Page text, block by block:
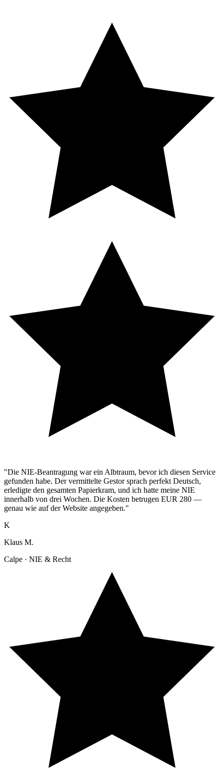
"Die NIE-Beantragung war ein Albtraum, bevor ich diesen Service
gefunden habe. Der vermittelte Gestor sprach perfekt Deutsch,
erledigte den gesamten Papierkram, und ich hatte meine NIE
innerhalb von drei Wochen. Die Kosten betrugen EUR 280 —
genau wie auf der Website angegeben."
K
Klaus M.
Calpe · NIE & Recht